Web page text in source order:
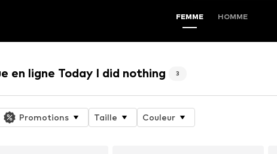
FEMME HOMME
en ligne Today I did nothing 3
Promotions Taille Couleur